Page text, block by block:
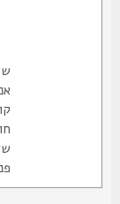
אני
קודם
שאני